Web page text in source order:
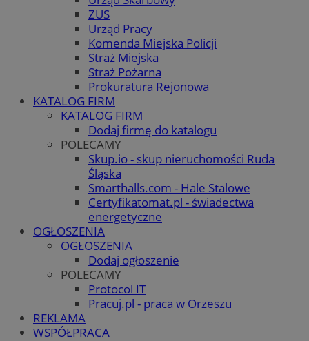
ZUS
Urząd Pracy
Komenda Miejska Policji
Straż Miejska
Straż Pożarna
Prokuratura Rejonowa
KATALOG FIRM
KATALOG FIRM
Dodaj firmę do katalogu
POLECAMY
Skup.io - skup nieruchomości Ruda
Śląska
Smarthalls.com - Hale Stalowe
Certyfikatomat.pl - świadectwa
energetyczne
OGŁOSZENIA
OGŁOSZENIA
Dodaj ogłoszenie
POLECAMY
Protocol IT
Pracuj.pl - praca w Orzeszu
REKLAMA
WSPÓŁPRACA